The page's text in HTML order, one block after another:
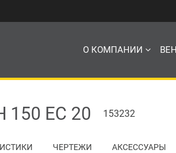
О КОМПАНИИ
EC 20 153232
ЧЕРТЕЖИ АКСЕССУАРЫ